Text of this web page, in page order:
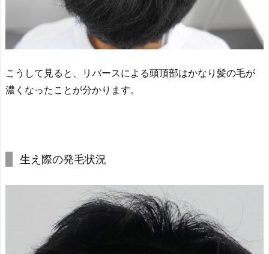
こうして見ると、リバースによる頭頂部はかなり髪の毛が
濃くなったことが分かります。
生え際の発毛状況